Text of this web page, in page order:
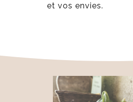
et vos envies.